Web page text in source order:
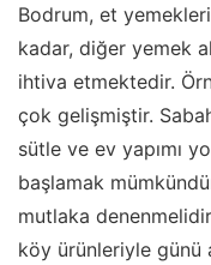
Bodrum, et
kadar, diğer yemek
ihtiva etmektedir.
çok gelişmiştir.
sütle ve ev yapımı
başlamak
mutlaka
köy ürünleriyle günü